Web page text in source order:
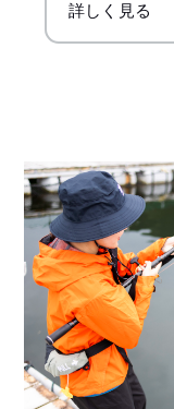
詳しく見る